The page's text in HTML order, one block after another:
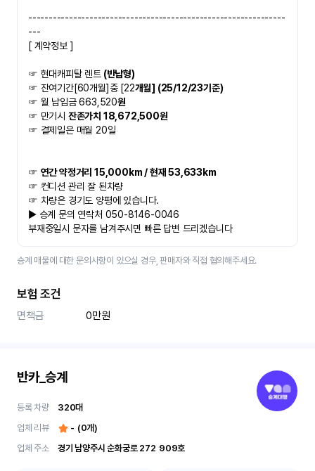
---------------------------------------------------------------
---
[ 계약정보 ]
☞ 현대캐피탈 렌트 (반납형)
☞ 잔여기간[60개월]중 [22개월] (25/12/23기준)
☞ 월 납입금 663,520원
☞ 만기시 잔존가치 18,672,500원
☞ 결제일은 매월 20일
☞ 연간 약정거리 15,000km / 현재 53,633km
☞ 컨디션 관리 잘 된차량
☞ 차량은 경기도 양평에 있습니다.
▶ 승계 문의 연락처 050-8146-0046
부재중일시 문자를 남겨주시면 빠른 답변 드리겠습니다
승계 매물에 대한 문의사항이 있으실 경우, 판매자와 직접 협의해주세요.
보험 조건
면책금 0만원
반카_승계
등록 차량 320대
업체 리뷰
- (0개)
업체 주소
경기 남양주시 순화궁로 272	909호